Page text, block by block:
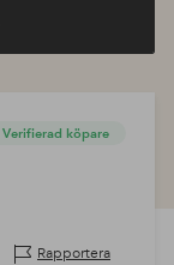
Verifierad köpare
Rapportera